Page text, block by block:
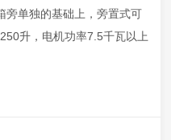
旁单独的基础上，旁置式可
升，电机功率7.5千瓦以上